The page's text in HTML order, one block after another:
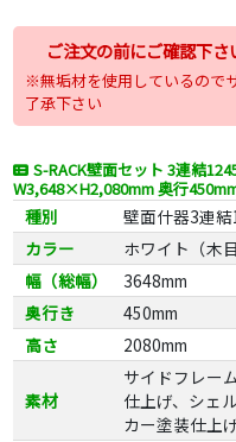
ご注文の前にご確認下さ
※無垢材を使用しているので
了承下さい
S-RACK壁面セット 3連結
W3,648×H2,080mm 奥行
種別
壁面什器3連結
カラー
ホワイト（木
幅（総幅）
3648mm
奥行き
450mm
高さ
2080mm
素材
サイドフレー
仕上げ、シェ
カー塗装仕上